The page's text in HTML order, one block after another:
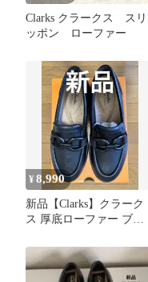
Clarks クラークス スリ
ッポン ローファー
¥8,990
新品【Clarks】クラーク
ス 厚底ローファー ブラ